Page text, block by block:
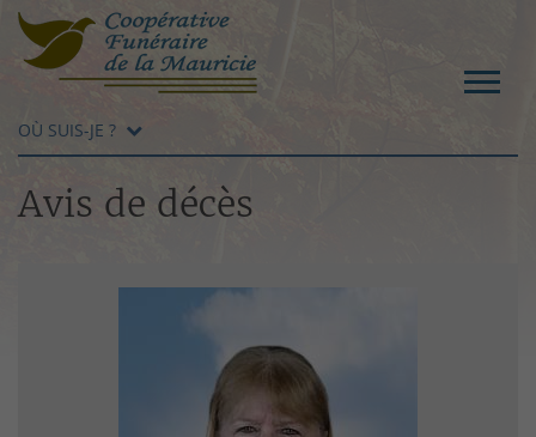
OÙ SUIS-JE ?
Avis de décès